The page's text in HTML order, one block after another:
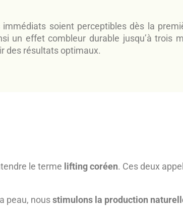
soient perceptibles dès la
un effet combleur durable jusqu’à trois
des résultats optimaux.
le terme lifting coréen. Ces deux
peau, nousstimulons la production